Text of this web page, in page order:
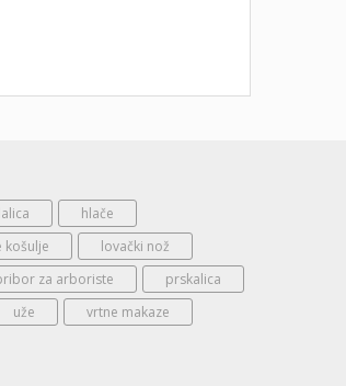
hlače
košulje
lovački nož
za arboriste
prskalica
uže
vrtne makaze